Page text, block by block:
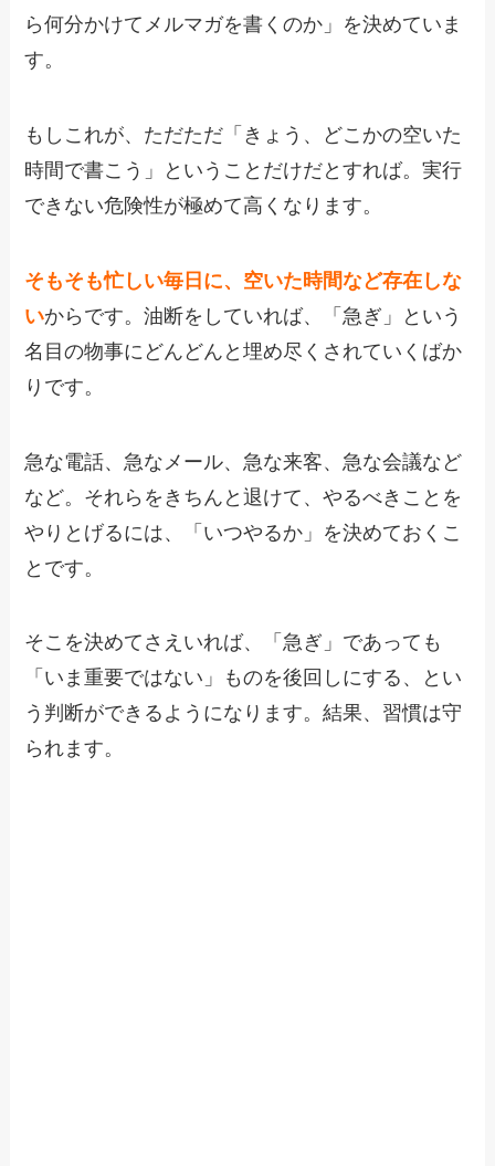
ら何分かけてメルマガを書くのか」を決めていま
す。
もしこれが、ただただ「きょう、どこかの空いた
時間で書こう」ということだけだとすれば。実行
できない危険性が極めて高くなります。
そもそも忙しい毎日に、空いた時間など存在しな
いからです。油断をしていれば、「急ぎ」という
名目の物事にどんどんと埋め尽くされていくばか
りです。
急な電話、急なメール、急な来客、急な会議など
など。それらをきちんと退けて、やるべきことを
やりとげるには、「いつやるか」を決めておくこ
とです。
そこを決めてさえいれば、「急ぎ」であっても
「いま重要ではない」ものを後回しにする、とい
う判断ができるようになります。結果、習慣は守
られます。